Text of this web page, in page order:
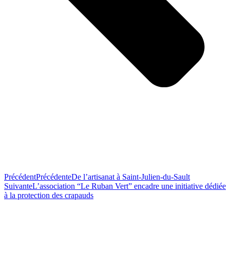
PrécédentPrécédenteDe l’artisanat à Saint-Julien-du-Sault
SuivanteL’association “Le Ruban Vert” encadre une initiative dédiée
à la protection des crapauds